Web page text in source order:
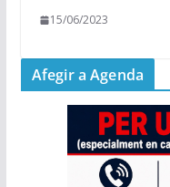
15/06/2023
Afegir a Agenda